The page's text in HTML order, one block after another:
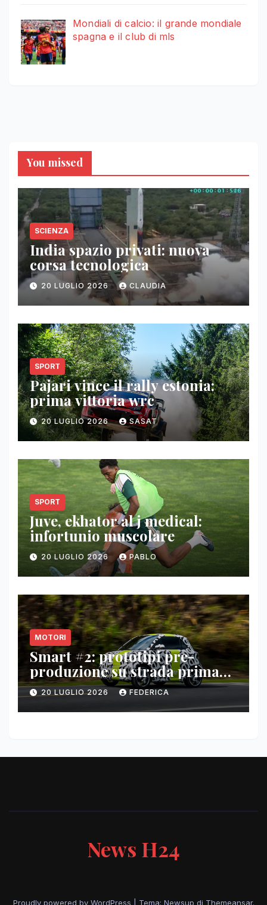
Mondiali di calcio: il grande mondiale
spagna e il club di mls
You missed
SCIENZA
India spazio privati: nuova
corsa tecnologica
20 LUGLIO 2026 CLAUDIA
SPORT
Pajari vince il rally estonia:
prima vittoria wrc
20 LUGLIO 2026 SASAT
SPORT
Juve, ekhator al j medical:
infortunio muscolare
20 LUGLIO 2026 PABLO
MOTORI
Smart #2: prototipi pre-
produzione su strada prima
del paris motor show 2026
20 LUGLIO 2026 FEDERICA
News H24
Proudly powered by WordPress Tema: Newsup di Themeansar.